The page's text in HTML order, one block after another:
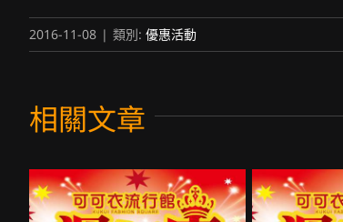
2016-11-08 | 類別: 優惠活動
相關文章